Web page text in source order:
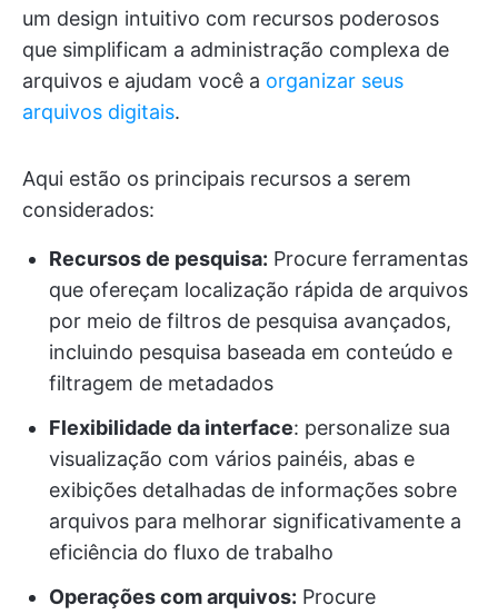
um design intuitivo com recursos poderosos
que simplificam a administração complexa de
arquivos e ajudam você a organizar seus
arquivos digitais.
Aqui estão os principais recursos a serem
considerados:
Recursos de pesquisa: Procure ferramentas
que ofereçam localização rápida de arquivos
por meio de filtros de pesquisa avançados,
incluindo pesquisa baseada em conteúdo e
filtragem de metadados
Flexibilidade da interface: personalize sua
visualização com vários painéis, abas e
exibições detalhadas de informações sobre
arquivos para melhorar significativamente a
eficiência do fluxo de trabalho
Operações com arquivos: Procure